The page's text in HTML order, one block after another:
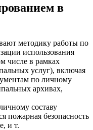
в
методику работы по
использования
числе в рамках
услуг), включая
по личному
архивах,
составу
пожарная безопасность
и т.